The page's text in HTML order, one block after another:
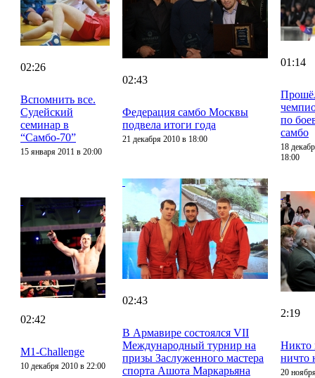
02:26
Вспомнить все.
Судейский
семинар в
“Самбо-70”
15 января 2011 в 20:00
02:43
Федерация самбо Москвы
подвела итоги года
21 декабря 2010 в 18:00
01:14
по
самбо
18
18:00
02:42
M1-Challenge
10 декабря 2010 в 22:00
02:43
В Армавире состоялся VII
Международный турнир на
призы Заслуженного мастера
спорта Ашота Маркарьяна
2:19
Никто
ничто
20